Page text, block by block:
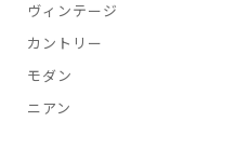
ヴィンテージ
カントリー
モダン
ニアン